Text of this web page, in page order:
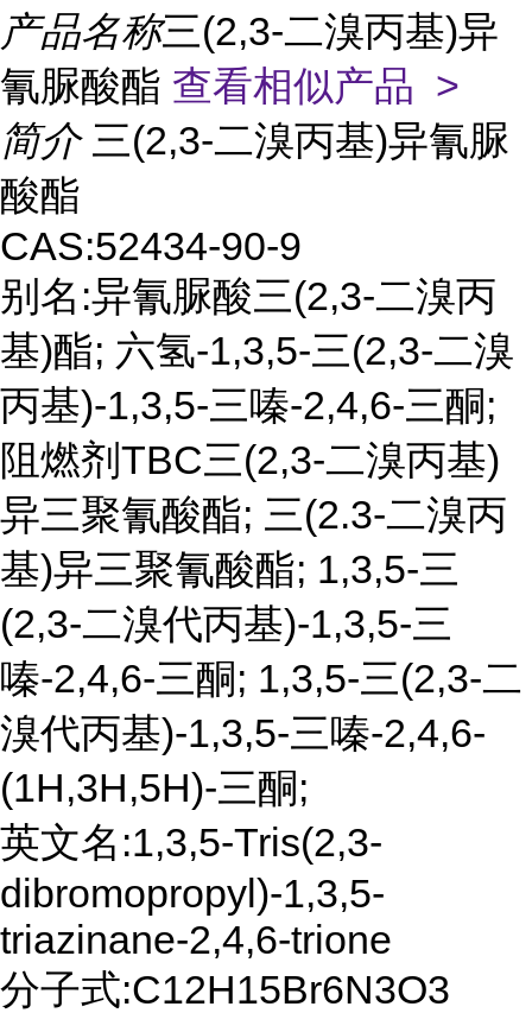
产品名称三(2,3-二溴丙基)异
氰脲酸酯 查看相似产品 >
简介 三(2,3-二溴丙基)异氰脲
酸酯
CAS:52434-90-9
别名:异氰脲酸三(2,3-二溴丙
基)酯; 六氢-1,3,5-三(2,3-二溴
丙基)-1,3,5-三嗪-2,4,6-三酮;
阻燃剂TBC三(2,3-二溴丙基)
异三聚氰酸酯; 三(2.3-二溴丙
基)异三聚氰酸酯; 1,3,5-三
(2,3-二溴代丙基)-1,3,5-三
嗪-2,4,6-三酮; 1,3,5-三(2,3-二
溴代丙基)-1,3,5-三嗪-2,4,6-
(1H,3H,5H)-三酮;
英文名:1,3,5-Tris(2,3-
dibromopropyl)-1,3,5-
triazinane-2,4,6-trione
分子式:C12H15Br6N3O3